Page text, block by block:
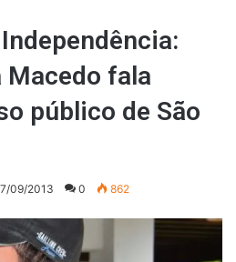
Macedo fala
público de São
09/2013 0 862